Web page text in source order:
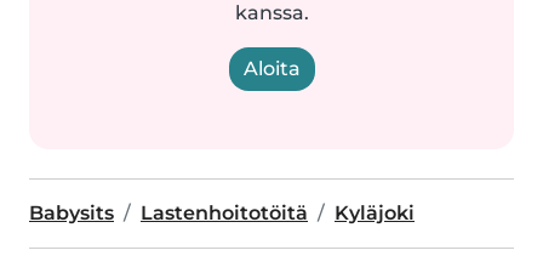
kanssa.
Aloita
Babysits Lastenhoitotöitä Kyläjoki